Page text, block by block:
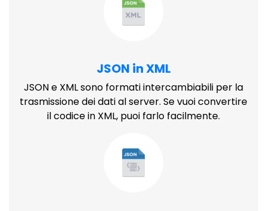
JSON in XML
JSON e XML sono formati intercambiabili per la
trasmissione dei dati al server. Se vuoi convertire
il codice in XML, puoi farlo facilmente.